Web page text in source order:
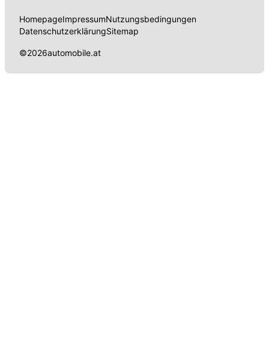
HomepageImpressumNutzungsbedingungen
DatenschutzerklärungSitemap
©2026automobile.at